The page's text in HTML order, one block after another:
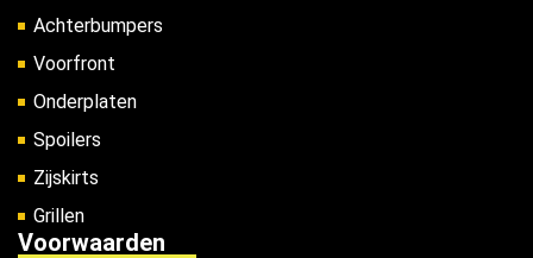
Achterbumpers
Voorfront
Onderplaten
Spoilers
Zijskirts
Grillen
Voorwaarden